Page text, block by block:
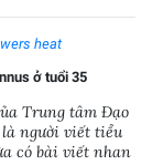
heat
ở tuổi 35
Trung tâm Đạo
là người viết tiểu
có bài viết nhan